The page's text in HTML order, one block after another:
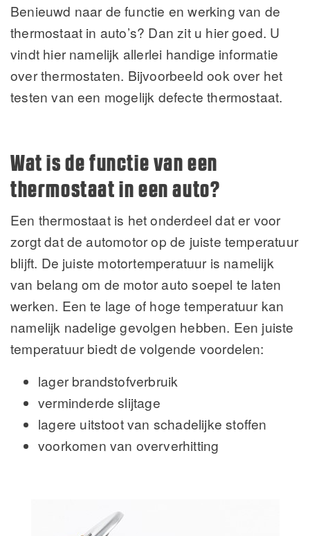
Benieuwd naar de functie en werking van de
thermostaat in auto’s? Dan zit u hier goed. U
vindt hier namelijk allerlei handige informatie
over thermostaten. Bijvoorbeeld ook over het
testen van een mogelijk defecte thermostaat.
Wat is de functie van een
thermostaat in een auto?
Een thermostaat is het onderdeel dat er voor
zorgt dat de automotor op de juiste temperatuur
blijft. De juiste motortemperatuur is namelijk
van belang om de motor auto soepel te laten
werken. Een te lage of hoge temperatuur kan
namelijk nadelige gevolgen hebben. Een juiste
temperatuur biedt de volgende voordelen:
lager brandstofverbruik
verminderde slijtage
lagere uitstoot van schadelijke stoffen
voorkomen van oververhitting